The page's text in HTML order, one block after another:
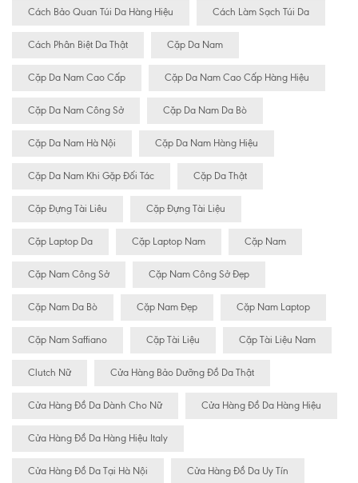
Cách Bảo Quan Túi Da Hàng Hiệu Cách Làm Sạch Túi Da
Cách Phân Biệt Da Thật Cặp Da Nam
Cặp Da Nam Cao Cấp Cặp Da Nam Cao Cấp Hàng Hiệu
Cặp Da Nam Công Sở Cặp Da Nam Da Bò
Cặp Da Nam Hà Nội Cặp Da Nam Hàng Hiệu
Cặp Da Nam Khi Gặp Đối Tác Cặp Da Thật
Cặp Đựng Tài Liêu Cặp Đựng Tài Liệu
Cặp Laptop Da Cặp Laptop Nam Cặp Nam
Cặp Nam Công Sở Cặp Nam Công Sở Đẹp
Cặp Nam Da Bò Cặp Nam Đẹp Cặp Nam Laptop
Cặp Nam Saffiano Cặp Tài Liệu Cặp Tài Liệu Nam
Clutch Nữ Cửa Hàng Bảo Dưỡng Đồ Da Thật
Cửa Hàng Đồ Da Dành Cho Nữ Cửa Hàng Đồ Da Hàng Hiệu
Cửa Hàng Đồ Da Hàng Hiệu Italy
Cửa Hàng Đồ Da Tại Hà Nội Cửa Hàng Đồ Da Uy Tín